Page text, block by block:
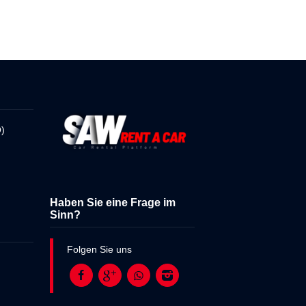
Haben Sie eine Frage im
Sinn?
Folgen Sie uns